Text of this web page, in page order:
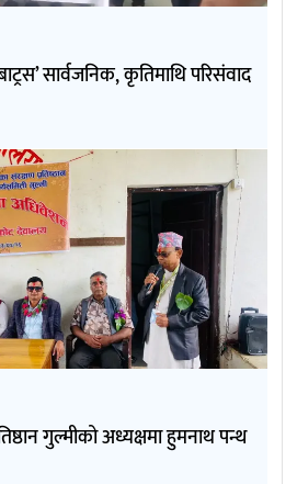
सार्वजनिक, कृतिमाथि परिसंवाद
गुल्मीको अध्यक्षमा हुमनाथ पन्थ